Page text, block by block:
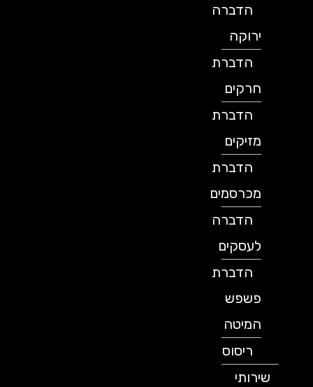
הדברה
ירוקה
הדברת
חרקים
הדברת
מזיקים
הדברת
מכרסמים
הדברה
לעסקים
הדברת
פשפש
המיטה
ריסוס
שירותי